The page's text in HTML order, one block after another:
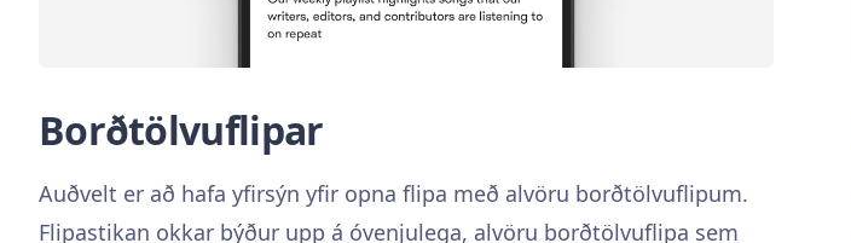
Borðtölvuflipar
Auðvelt er að hafa yfirsýn yfir opna flipa með alvöru borðtölvuflipum.
Flipastikan okkar býður upp á óvenjulega, alvöru borðtölvuflipa sem